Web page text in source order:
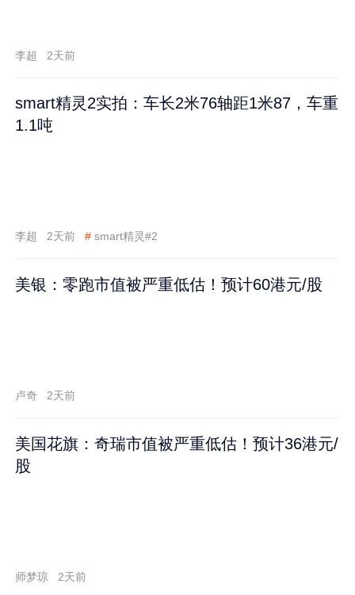
李超 2天前
smart精灵2实拍：车长2米76轴距1米87，车重
1.1吨
李超 2天前 # smart精灵#2
美银：零跑市值被严重低估！预计60港元/股
卢奇 2天前
美国花旗：奇瑞市值被严重低估！预计36港元/
股
师梦琼 2天前